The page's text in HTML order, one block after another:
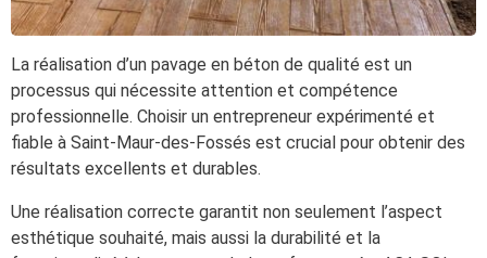
La réalisation d’un pavage en béton de qualité est un
processus qui nécessite attention et compétence
professionnelle. Choisir un entrepreneur expérimenté et
fiable à Saint-Maur-des-Fossés est crucial pour obtenir des
résultats excellents et durables.
Une réalisation correcte garantit non seulement l’aspect
esthétique souhaité, mais aussi la durabilité et la